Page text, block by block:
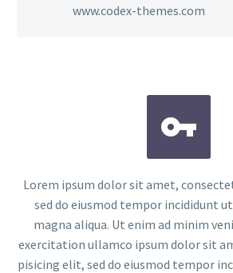
www.codex-themes.com


Lorem ipsum dolor sit amet,
sed do eiusmod tempor incididunt
magna aliqua. Ut enim ad minim
exercitation ullamco ipsum dolor sit
pisicing elit, sed do eiusmod tempor